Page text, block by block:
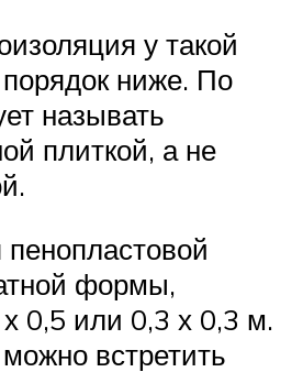
у такой
ниже. По
называть
плиткой, а не
формы,
0,5 или 0,3 х 0,3 м.
встретить